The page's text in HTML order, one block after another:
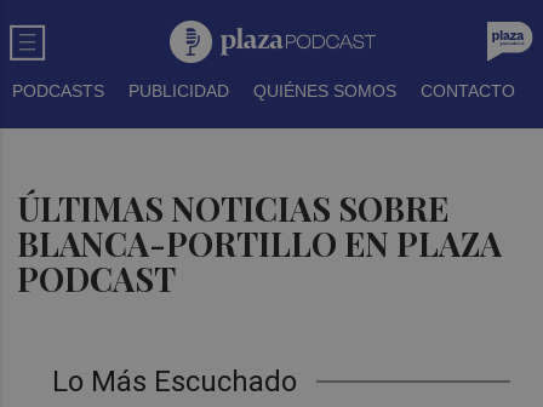
PODCASTS PUBLICIDAD QUIÉNES SOMOS CONTACTO
ÚLTIMAS NOTICIAS SOBRE
BLANCA-PORTILLO EN PLAZA
PODCAST
Lo Más Escuchado